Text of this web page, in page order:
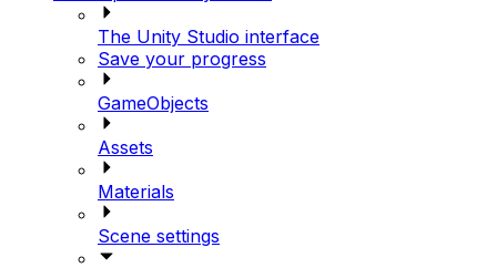
The Unity Studio interface
Save your progress
GameObjects
Assets
Materials
Scene settings